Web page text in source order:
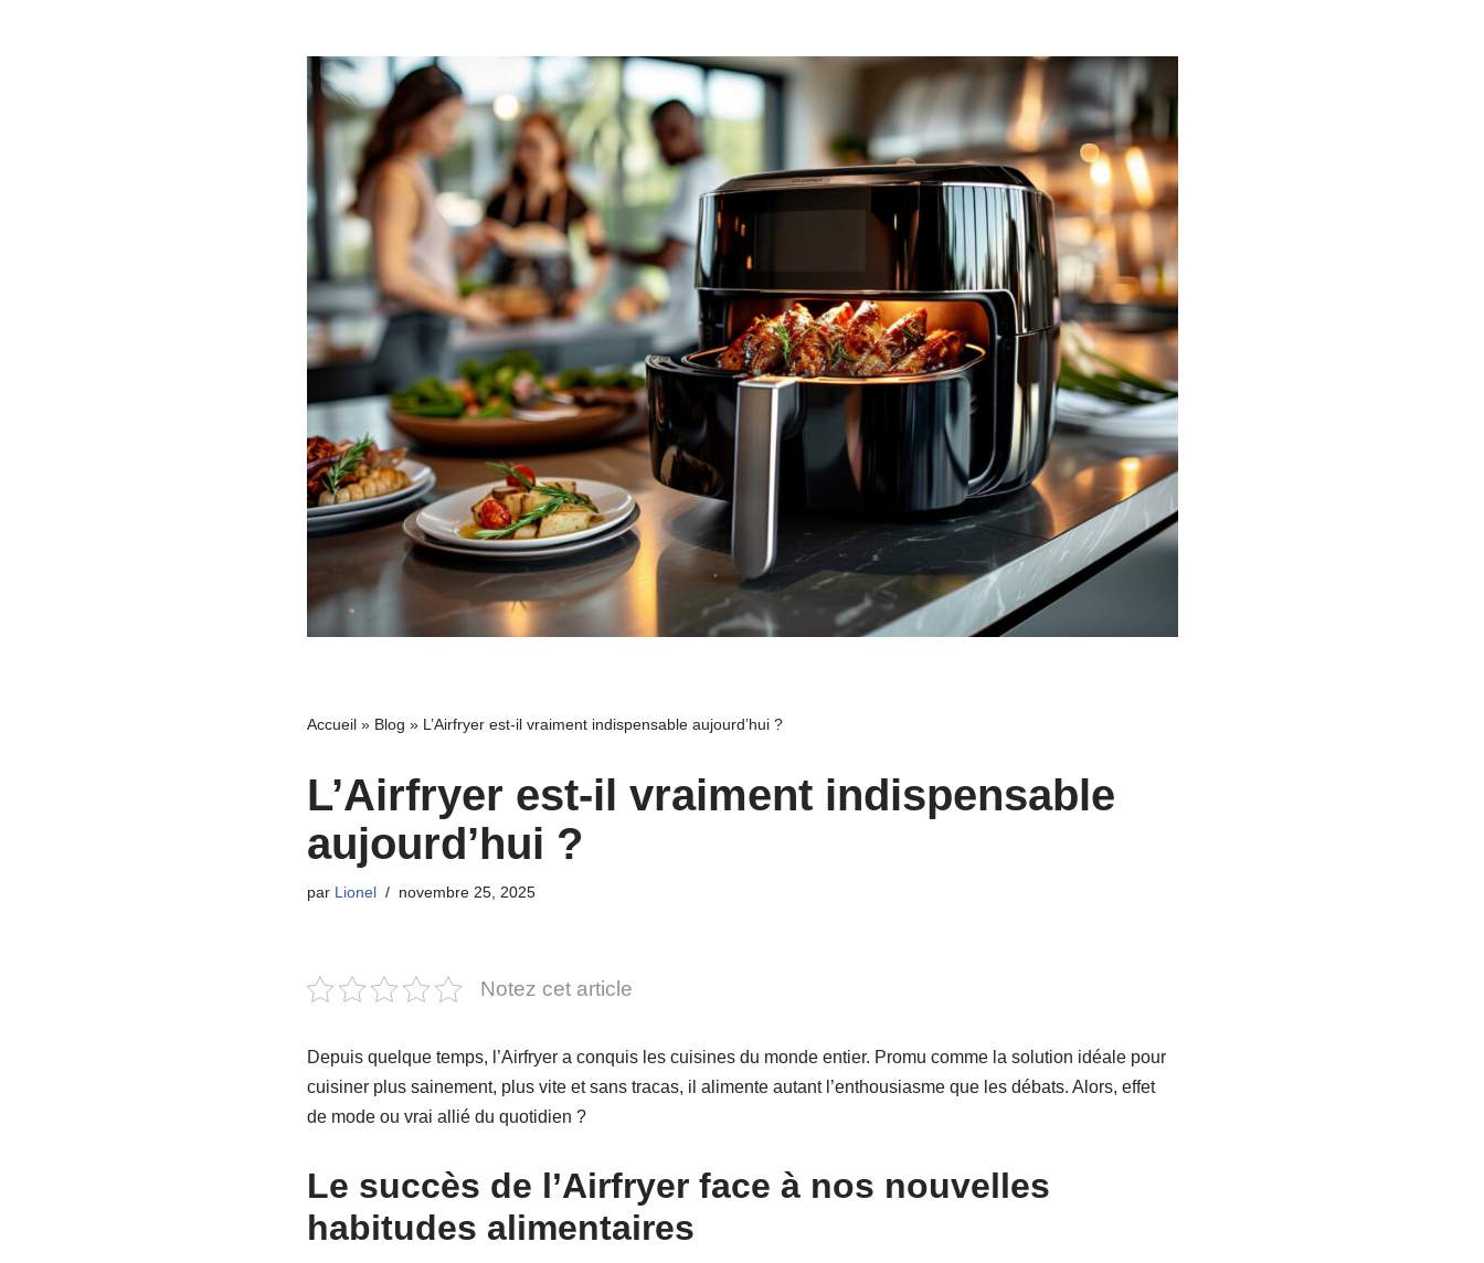
Accueil» Blog » L’Airfryer est-il vraiment indispensable aujourd’hui ?
L’Airfryer est-il vraiment indispensable
aujourd’hui ?
par Lionel novembre 25, 2025
Notez cet article
Depuis quelque temps, l’Airfryer a conquis les cuisines du monde entier. Promu comme la solution idéale pour
cuisiner plus sainement, plus vite et sans tracas, il alimente autant l’enthousiasme que les débats. Alors, effet
de mode ou vrai allié du quotidien ?
Le succès de l’Airfryer face à nos nouvelles
habitudes alimentaires